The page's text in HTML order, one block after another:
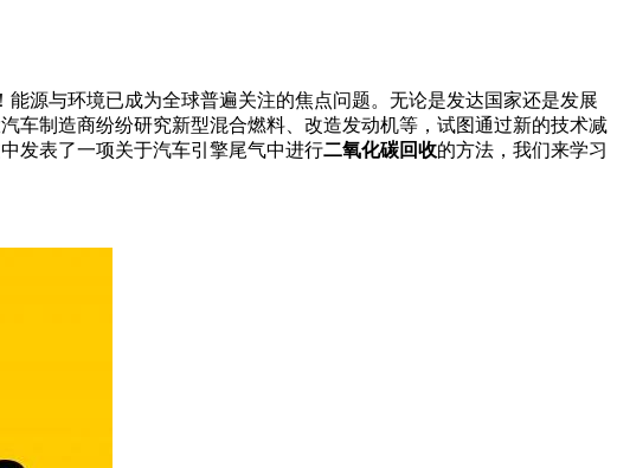
源与环境已成为全球普遍关注的焦点问题。无论是发达国家还是发展
车制造商纷纷研究新型混合燃料、改造发动机等，试图通过新的技术减
发表了一项关于汽车引擎尾气中进行二氧化碳回收的方法，我们来学习